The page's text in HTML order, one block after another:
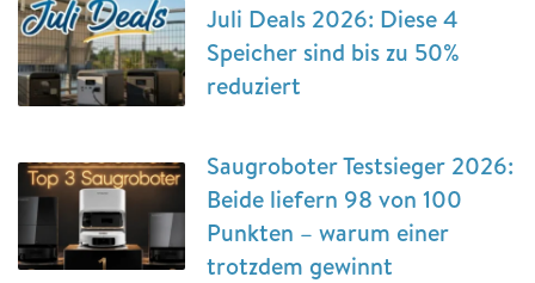
Juli Deals 2026: Diese 4
Speicher sind bis zu 50%
reduziert
Saugroboter Testsieger 2026:
Beide liefern 98 von 100
Punkten – warum einer
trotzdem gewinnt